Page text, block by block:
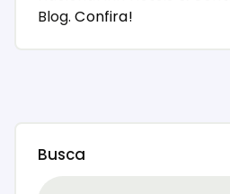
Blog.Confira!
Busca